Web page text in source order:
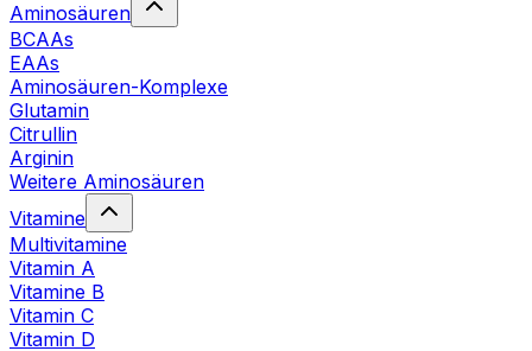
Aminosäuren
BCAAs
EAAs
Aminosäuren-Komplexe
Glutamin
Citrullin
Arginin
Weitere Aminosäuren
Vitamine
Multivitamine
Vitamin A
Vitamine B
Vitamin C
Vitamin D